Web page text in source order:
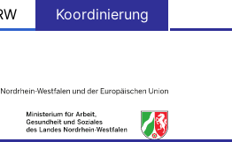
Koordinierung